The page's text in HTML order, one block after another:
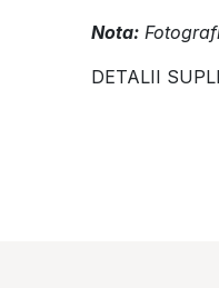
Nota:
DETALII